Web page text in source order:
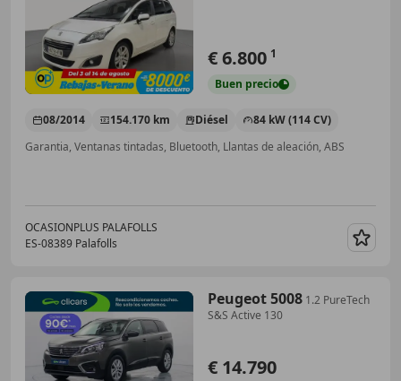
€ 6.800 1
Buen precio
08/2014 154.170 km Diésel
84 kW (114 CV)
Garantia, Ventanas tintadas, Bluetooth, Llantas de aleación, ABS
OCASIONPLUS PALAFOLLS
ES-08389 Palafolls
Peugeot 5008 1.2 PureTech
S&S Active 130
€ 14.790